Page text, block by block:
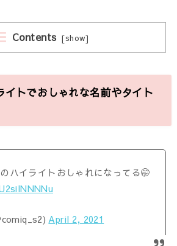
Contents [show]
イトでおしゃれな名前やタイト
ハイライトおしゃれになってる🤭
April 2, 2021